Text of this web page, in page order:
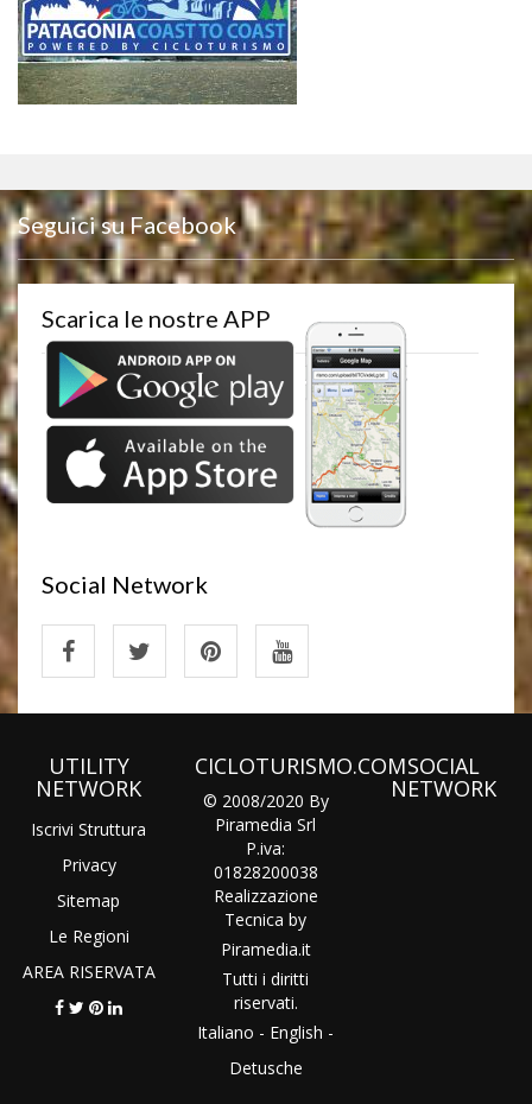
Seguici su Facebook
Scarica le nostre APP
Social Network
UTILITY
NETWORK
Iscrivi Struttura
Privacy
Sitemap
Le Regioni
AREA RISERVATA
CICLOTURISMO.COM
© 2008/2020 By
Piramedia Srl
P.iva:
01828200038
Realizzazione
Tecnica by
Piramedia.it
Tutti i diritti
riservati.
Italiano - English -
Detusche
SOCIAL
NETWORK